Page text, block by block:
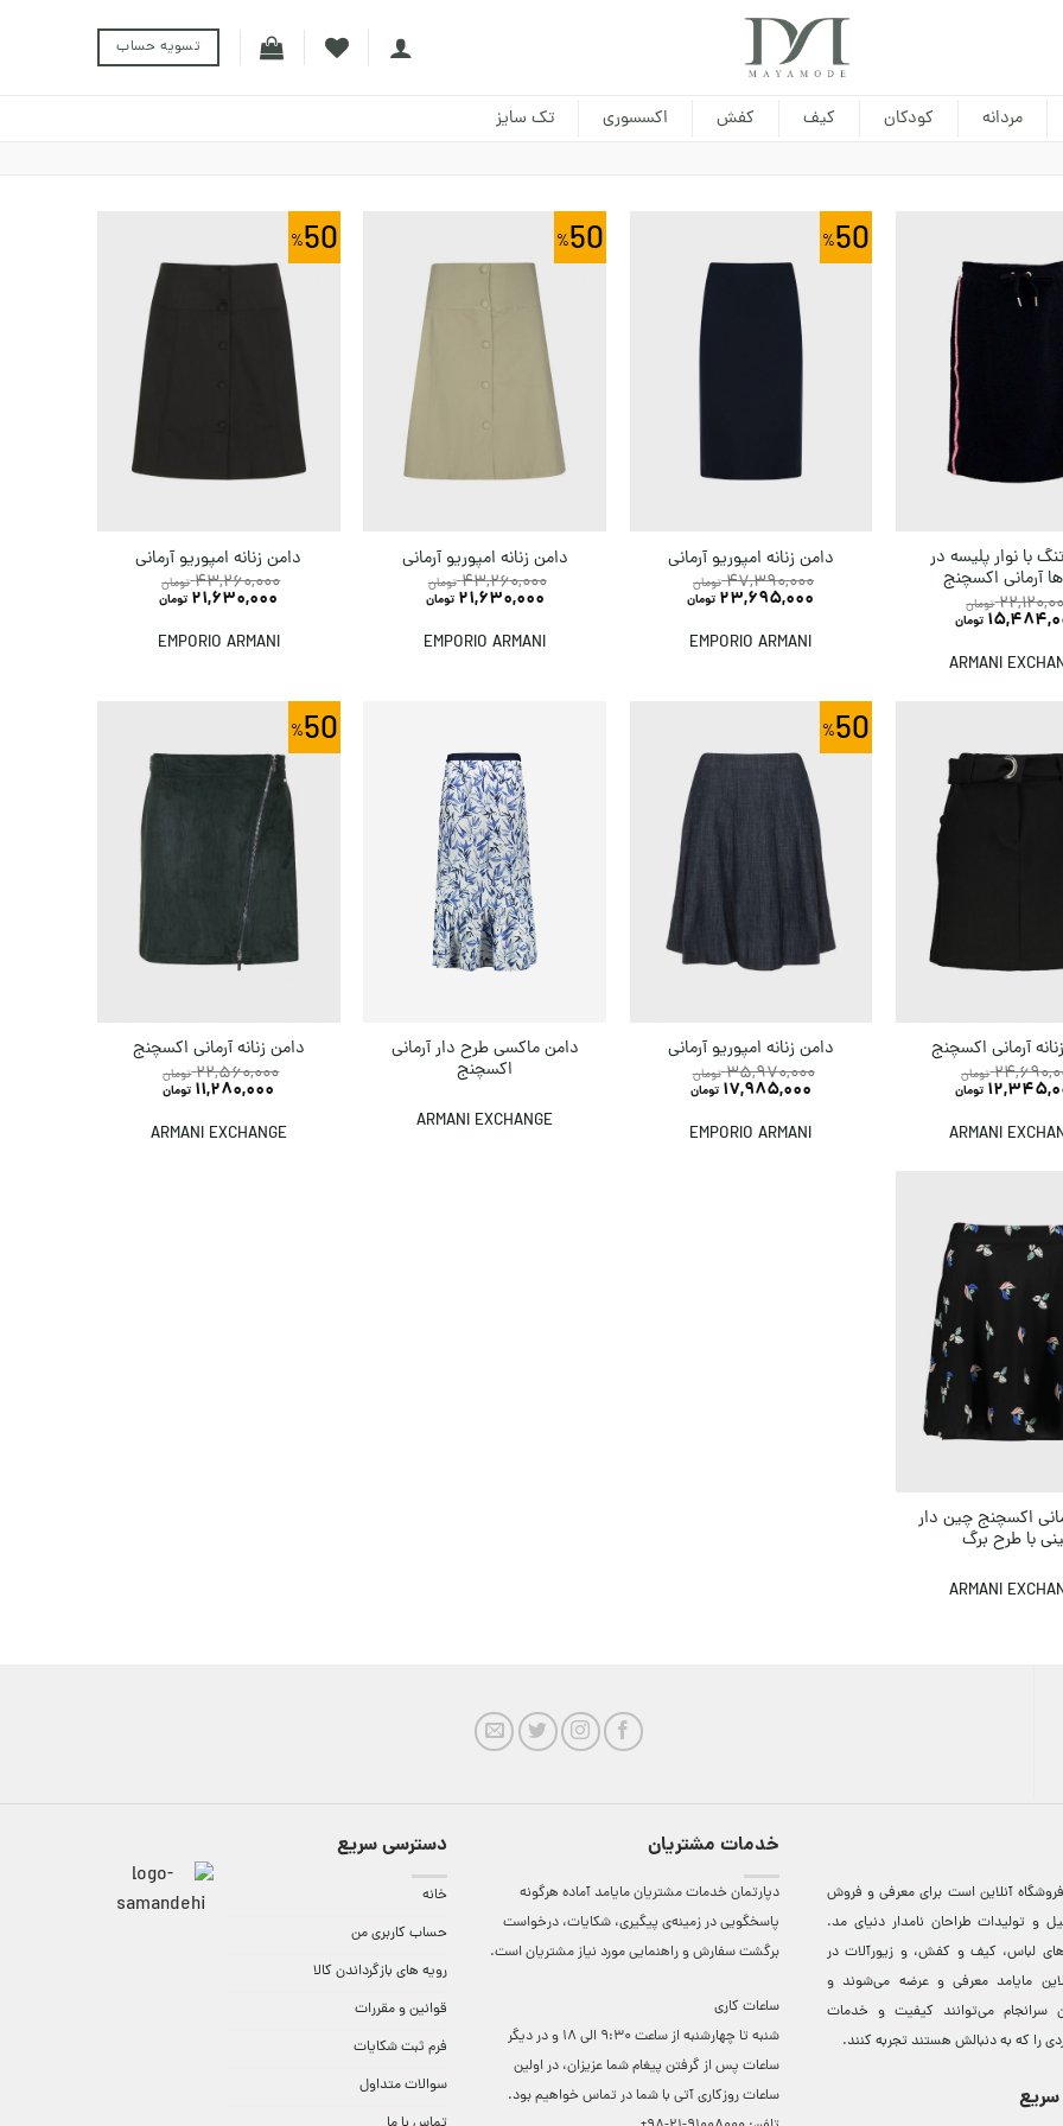
تسویه حساب
مردانه کودکان کیف کفش اکسسوری تک سایز
با نوار پلیسه در
آرمانی اکسچنج
تومان
تومان
ARMANI
50
دامن زنانه امپوریو آرمانی
47,390,000 تومان
23,695,000 تومان
EMPORIO ARMANI
50
دامن زنانه امپوریو آرمانی
43,260,000 تومان
21,630,000 تومان
EMPORIO ARMANI
50
دامن زنانه امپوریو آرمانی
43,260,000 تومان
21,630,000 تومان
EMPORIO ARMANI
آرمانی اکسچنج
تومان
تومان
ARMANI
50
دامن زنانه امپوریو آرمانی
35,970,000 تومان
17,985,000 تومان
EMPORIO ARMANI
دامن ماکسی طرح دار آرمانی
اکسچنج
ARMANI EXCHANGE
50
دامن زنانه آرمانی اکسچنج
22,560,000 تومان
11,280,000 تومان
ARMANI EXCHANGE
اکسچنج چین دار
با طرح برگ
ARMANI
آنلاين است برای معرفی و فروش
و توليدات طراحان نامدار دنيای مد.
لباس، کيف و کفش، و زيورآلات در
مایامد معرفی و عرضه می‌شوند و
سرانجام می‌توانند کيفيت و خدمات
را که به دنبالش هستند تجربه کنند.
خدمات مشتریان
دپارتمان خدمات مشتریان مایامد آماده هرگونه
پاسخگویی در زمینه‌ی پیگیری، شکایات، درخواست
برگشت سفارش و راهنمایی مورد نیاز مشتریان است.
ساعات کاری
شنبه تا چهارشنبه از ساعت 9:30 الی 18 و در دیگر
ساعات ‌پس از گرفتن پیغام شما عزیزان، در اولین
ساعات روزکاری آتی با شما در تماس خواهیم بود.
دسترسی سریع
خانه
حساب کاربری من
رویه های بازگرداندن کالا
قوانین و مقررات
فرم ثبت شکایات
سوالات متداول